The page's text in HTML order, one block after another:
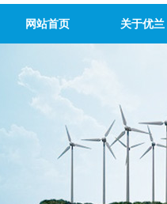
网站首页 关于优兰